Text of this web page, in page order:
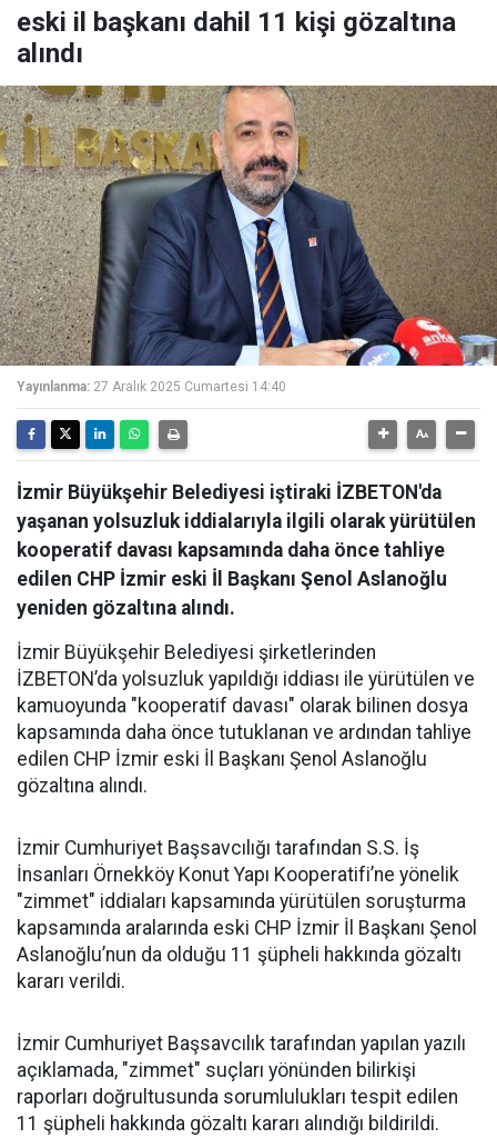
eski il başkanı dahil 11 kişi gözaltına
alındı
Yayınlanma: 27 Aralık 2025 Cumartesi 14:40
İzmir Büyükşehir Belediyesi iştiraki İZBETON'da
yaşanan yolsuzluk iddialarıyla ilgili olarak yürütülen
kooperatif davası kapsamında daha önce tahliye
edilen CHP İzmir eski İl Başkanı Şenol Aslanoğlu
yeniden gözaltına alındı.
İzmir Büyükşehir Belediyesi şirketlerinden
İZBETON’da yolsuzluk yapıldığı iddiası ile yürütülen ve
kamuoyunda "kooperatif davası" olarak bilinen dosya
kapsamında daha önce tutuklanan ve ardından tahliye
edilen CHP İzmir eski İl Başkanı Şenol Aslanoğlu
gözaltına alındı.
İzmir Cumhuriyet Başsavcılığı tarafından S.S. İş
İnsanları Örnekköy Konut Yapı Kooperatifi’ne yönelik
"zimmet" iddiaları kapsamında yürütülen soruşturma
kapsamında aralarında eski CHP İzmir İl Başkanı Şenol
Aslanoğlu’nun da olduğu 11 şüpheli hakkında gözaltı
kararı verildi.
İzmir Cumhuriyet Başsavcılık tarafından yapılan yazılı
açıklamada, "zimmet" suçları yönünden bilirkişi
raporları doğrultusunda sorumlulukları tespit edilen
11 şüpheli hakkında gözaltı kararı alındığı bildirildi.